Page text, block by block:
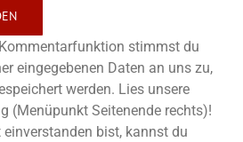
stimmst du
eingegebenen Daten an uns zu,
werden. Lies unsere
(Menüpunkt Seitenende rechts)!
bist, kannst du